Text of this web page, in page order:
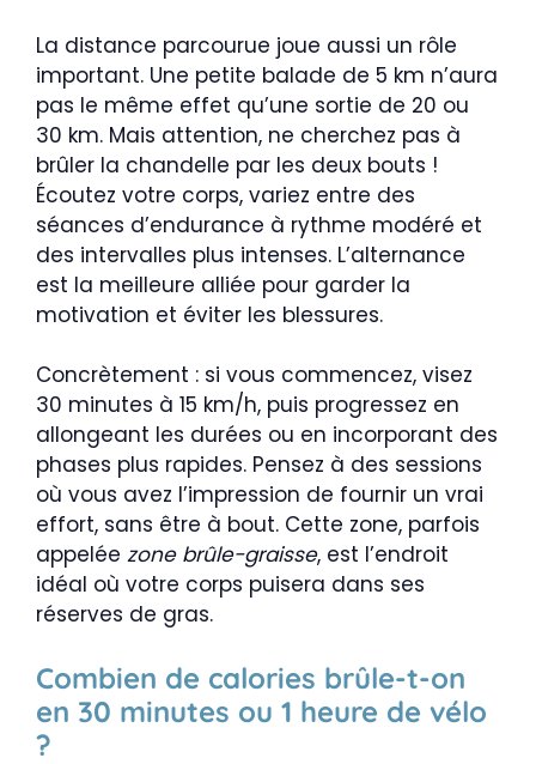
La distance parcourue joue aussi un rôle
important. Une petite balade de 5 km n’aura
pas le même effet qu’une sortie de 20 ou
30 km. Mais attention, ne cherchez pas à
brûler la chandelle par les deux bouts !
Écoutez votre corps, variez entre des
séances d’endurance à rythme modéré et
des intervalles plus intenses. L’alternance
est la meilleure alliée pour garder la
motivation et éviter les blessures.
Concrètement : si vous commencez, visez
30 minutes à 15 km/h, puis progressez en
allongeant les durées ou en incorporant des
phases plus rapides. Pensez à des sessions
où vous avez l’impression de fournir un vrai
effort, sans être à bout. Cette zone, parfois
appelée zone brûle-graisse, est l’endroit
idéal où votre corps puisera dans ses
réserves de gras.
Combien de calories brûle-t-on
en 30 minutes ou 1 heure de vélo
?